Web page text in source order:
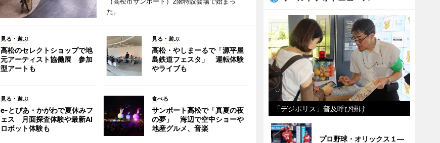
た。
見る・遊ぶ
高松のセレクトショップで地
元アーティスト協働展 参加
型アートも
見る・遊ぶ
高松・やしまーるで「源平屋
島鉄道フェスタ」 運転体験
やライブも
見る・遊ぶ
e-とぴあ・かがわで夏休みフ
ェス 月面探査体験や最新AI
ロボット体験も
食べる
サンポート高松で「真夏の夜
の夢」 海辺で空中ショーや
地産グルメ、音楽
「デジポリス」普及呼び掛け
プロ野球・オリックス１―